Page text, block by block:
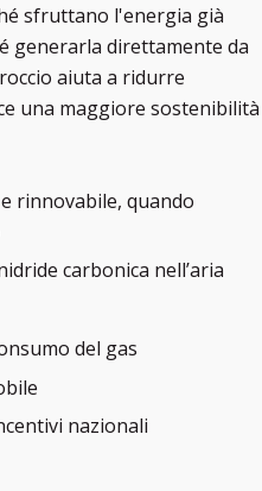
sfruttano l'energia già
generarla direttamente da
aiuta a ridurre
una maggiore sostenibilità
rinnovabile, quando
carbonica nell’aria
del gas
nazionali